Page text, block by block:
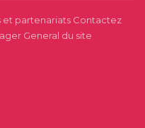
et partenariats Contactez
General du site